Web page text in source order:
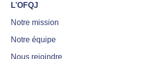
L’OFQJ
Notre mission
Notre équipe
Nous rejoindre